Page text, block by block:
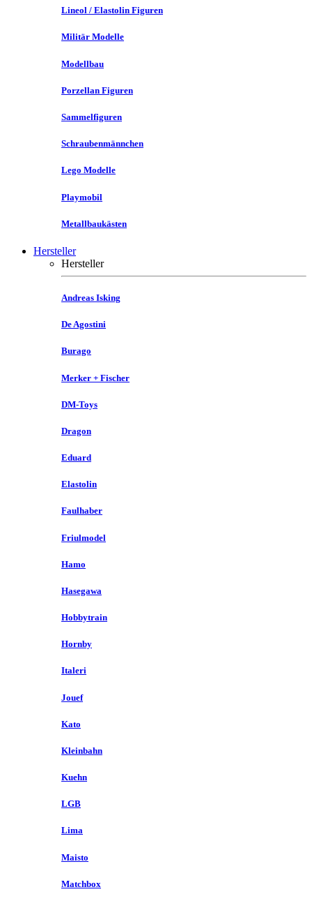
Lineol / Elastolin Figuren
Militär Modelle
Modellbau
Porzellan Figuren
Sammelfiguren
Schraubenmännchen
Lego Modelle
Playmobil
Metallbaukästen
Hersteller
Hersteller
Andreas Isking
De Agostini
Burago
Merker + Fischer
DM-Toys
Dragon
Eduard
Elastolin
Faulhaber
Friulmodel
Hamo
Hasegawa
Hobbytrain
Hornby
Italeri
Jouef
Kato
Kleinbahn
Kuehn
LGB
Lima
Maisto
Matchbox